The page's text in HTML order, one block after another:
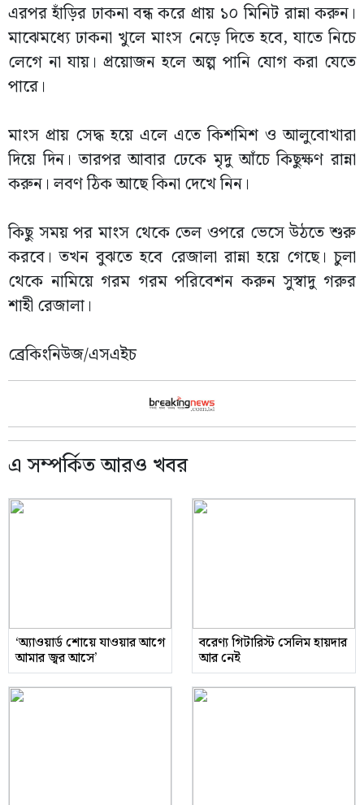
এরপর হাঁড়ির ঢাকনা বন্ধ করে প্রায় ১০ মিনিট রান্না করুন।
মাঝেমধ্যে ঢাকনা খুলে মাংস নেড়ে দিতে হবে, যাতে নিচে
লেগে না যায়। প্রয়োজন হলে অল্প পানি যোগ করা যেতে
পারে।
মাংস প্রায় সেদ্ধ হয়ে এলে এতে কিশমিশ ও আলুবোখারা
দিয়ে দিন। তারপর আবার ঢেকে মৃদু আঁচে কিছুক্ষণ রান্না
করুন। লবণ ঠিক আছে কিনা দেখে নিন।
কিছু সময় পর মাংস থেকে তেল ওপরে ভেসে উঠতে শুরু
করবে। তখন বুঝতে হবে রেজালা রান্না হয়ে গেছে। চুলা
থেকে নামিয়ে গরম গরম পরিবেশন করুন সুস্বাদু গরুর
শাহী রেজালা।
ব্রেকিংনিউজ/এসএইচ
এ সম্পর্কিত আরও খবর
‘অ্যাওয়ার্ড শোয়ে যাওয়ার আগে
আমার জ্বর আসে’
বরেণ্য গিটারিস্ট সেলিম হায়দার
আর নেই